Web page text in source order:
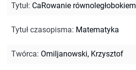
Tytuł: CaRowanie równoległobokiem
Tytuł czasopisma: Matematyka
Twórca: Omiljanowski, Krzysztof